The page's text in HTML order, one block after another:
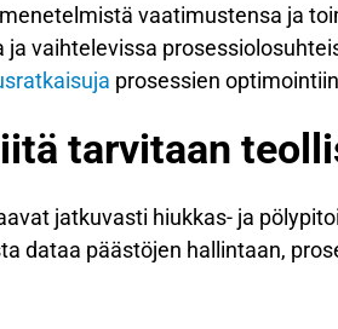
vaatimustensa ja
vaihtelevissa
prosessien
tarvitaan
jatkuvasti hiukkas- ja
dataa päästöjen hallintaan,